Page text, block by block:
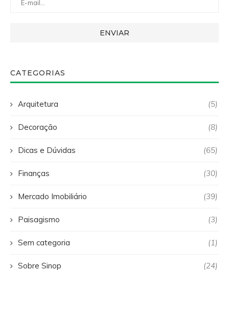
CATEGORIAS
Arquitetura (5)
Decoração (8)
Dicas e Dúvidas (65)
Finanças (30)
Mercado Imobiliário (39)
Paisagismo (3)
Sem categoria (1)
Sobre Sinop (24)